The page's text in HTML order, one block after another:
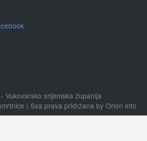
Vukovarsko srijemska županija
| Sva prava pridržana by Orion info